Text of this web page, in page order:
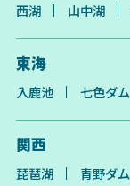
西湖 山中湖
東海
入鹿池 七色ダム
関西
琵琶湖 青野ダム